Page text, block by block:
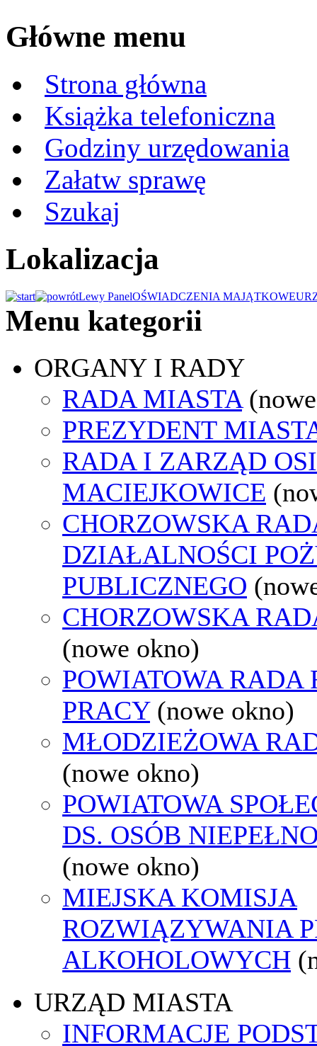
Główne menu
Strona główna
Książka telefoniczna
Godziny urzędowania
Załatw sprawę
Szukaj
Lokalizacja
Lewy PanelOŚWIADCZENIA MAJĄTKOWE
Menu kategorii
ORGANY I RADY
RADA MIASTA
PREZYDENT
RADA I ZARZĄD
MACIEJKOWICE
CHORZOWSKA
DZIAŁALNOŚCI
PUBLICZNEGO
CHORZOWSKA
(nowe okno)
POWIATOWA RADA
PRACY (nowe okno)
MŁODZIEŻOWA
(nowe okno)
POWIATOWA
DS. OSÓB
(nowe okno)
MIEJSKA KOMISJA
ROZWIĄZYWANIA
ALKOHOLOWYCH
URZĄD MIASTA
INFORMACJE